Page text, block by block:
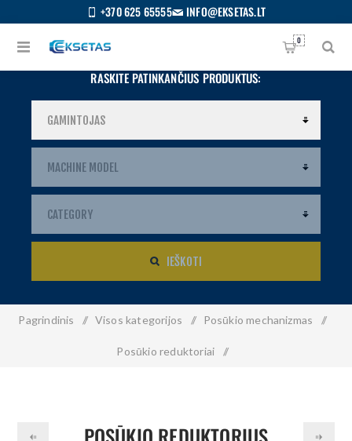
+370 625 65555 INFO@EKSETAS.LT
0
RASKITE PATINKANČIUS PRODUKTUS:
IEŠKOTI
Pagrindinis / Visos kategorijos / Posūkio mechanizmas /
Posūkio reduktoriai /